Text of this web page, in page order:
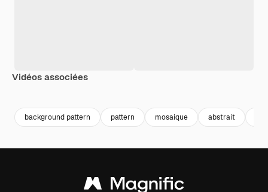
Vidéos associées
background pattern pattern mosaique abstrait